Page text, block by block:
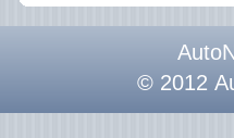
© 2012